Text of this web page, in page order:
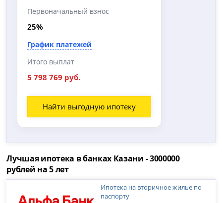
Первоначальный взнос
25%
График платежей
Итого выплат
5 798 769 руб.
Найти выгодную ипотеку
Лучшая ипотека в банках Казани - 3000000
рублей на 5 лет
Ипотека на вторичное жилье по
паспорту